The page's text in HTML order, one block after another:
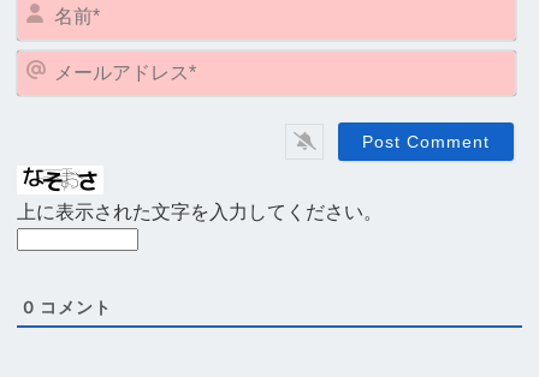
*メ
上に表示された文字を入力してください。
0 コメント